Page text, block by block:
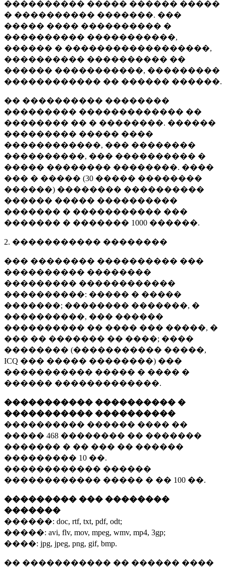
���������� ����� ������ �����
� ���������� �������. ���
����� ���� ���������� �
���������� �����������,
������ � ������������������,
���������� ���������� ��
������ �����������, ���������
������������ �� ������ ������.
�� ���������� ��������
��������� ������������� ��
�������� �� � ��������. ������
��������� ����� ����
������������, ��� ��������
����������, ��� ���������� �
����� �������� ��������. ����
��� � ����� (30 ����� ��������
������) �������� ����������
������ ����� ����������
������� � ����������� ���
������� � ������� 1000 ������.
2. ����������� ��������
��� �������� ���������� ���
���������� ��������
��������� ������������
����������: ����� � �����
�������; �������� �������, �
����������, ��� ������
���������� �� ���� ��� �����, �
��� �� ������� �� ����; ����
�������� (����������� �����,
ICQ ��� ����� ��������) ���
����������� ����� � ���� �
������ �������������.
����������� ���������� �
����������� ����������
���������� ������ ���� ��
����� 468 �������� �� �������
������� � �� ��� �� ������
��������� 10 ��.
������������ ������
������������ ����� � �� 100 ��.
��������� ��� ��������
�������
������: doc, rtf, txt, pdf, odt;
�����: avi, flv, mov, mpeg, wmv, mp4, 3gp;
����: jpg, jpeg, png, gif, bmp.
�� ����������� �� ������ ����